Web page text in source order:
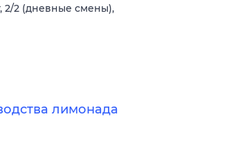
2/2 (дневные смены),
лимонада